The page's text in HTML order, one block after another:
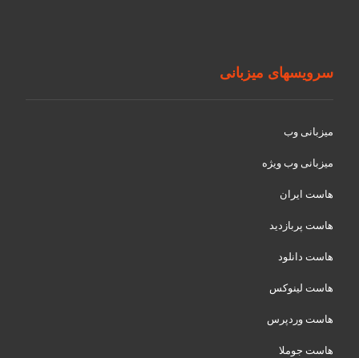
سرویسهای میزبانی
میزبانی وب
میزبانی وب ویژه
هاست ایران
هاست پربازدید
هاست دانلود
هاست لینوکس
هاست وردپرس
هاست جوملا